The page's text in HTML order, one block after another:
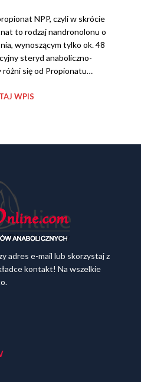
NPP, czyli w skrócie
to rodzaj nandronolonu o
wynoszącym tylko ok. 48
steryd anaboliczno-
różni się od Propionatu…
WPIS
adres e-mail lub skorzystaj z
kontakt! Na wszelkie